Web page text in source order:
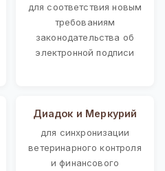
для соответствия новым
требованиям
законодательства об
электронной подписи
Диадок и Меркурий
для синхронизации
ветеринарного контроля
и финансового